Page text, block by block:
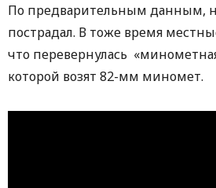
По предварительным данным,
пострадал. В тоже время
что перевернулась
которой возят 82-мм миномет.